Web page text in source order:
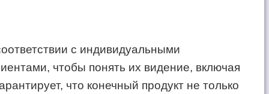
с индивидуальными
чтобы понять их видение, включая
что конечный продукт не только